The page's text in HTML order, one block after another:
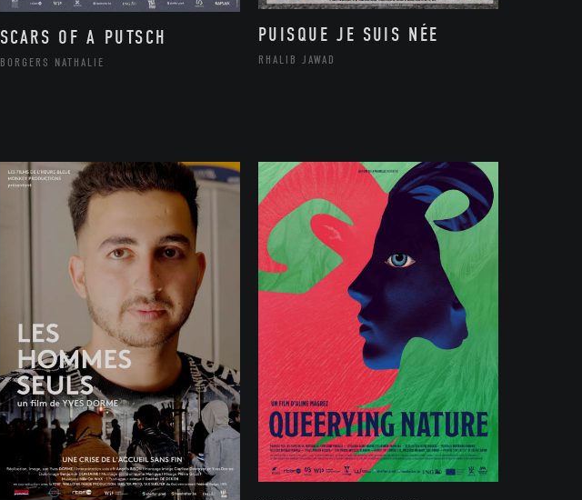
SCARS OF A PUTSCH
BORGERS NATHALIE
PUISQUE JE SUIS NÉE
RHALIB JAWAD